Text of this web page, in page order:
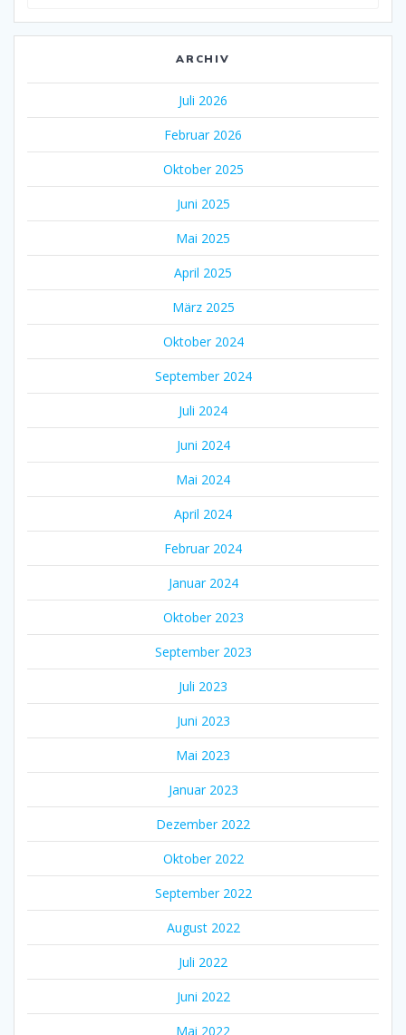
ARCHIV
Juli 2026
Februar 2026
Oktober 2025
Juni 2025
Mai 2025
April 2025
März 2025
Oktober 2024
September 2024
Juli 2024
Juni 2024
Mai 2024
April 2024
Februar 2024
Januar 2024
Oktober 2023
September 2023
Juli 2023
Juni 2023
Mai 2023
Januar 2023
Dezember 2022
Oktober 2022
September 2022
August 2022
Juli 2022
Juni 2022
Mai 2022